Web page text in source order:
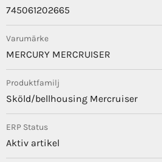
745061202665
Varumärke
MERCURY MERCRUISER
Produktfamilj
Sköld/bellhousing Mercruiser
ERP Status
Aktiv artikel